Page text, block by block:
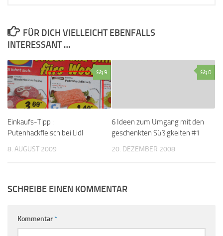
FÜR DICH VIELLEICHT EBENFALLS
INTERESSANT …
9
Einkaufs-Tipp :
Putenhackfleisch bei Lidl
8. AUGUST 2009
0
6 Ideen zum Umgang mit den
geschenkten Süßigkeiten #1
20. DEZEMBER 2008
SCHREIBE EINEN KOMMENTAR
Kommentar*